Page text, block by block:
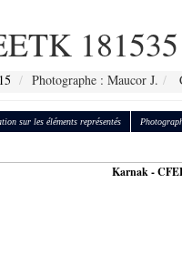
181535
Photographe : Maucor J.
sur les éléments représentés